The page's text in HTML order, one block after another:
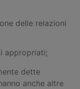
delle relazioni
appropriati;
dette
anche altre